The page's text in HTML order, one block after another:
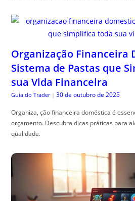
Organização Financeira
Sistema de Pastas que
sua Vida Financeira
Guia do Trader | 30 de outubro de 2025
Organiza, ção financeira doméstica é
orçamento. Descubra dicas práticas para
qualidade.